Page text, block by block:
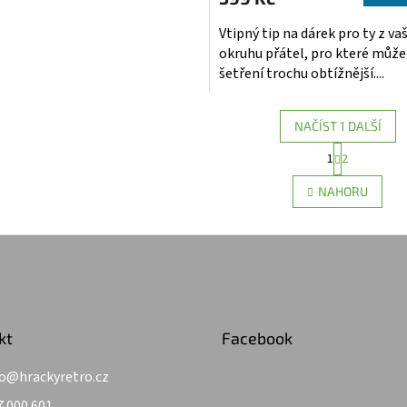
je
5,0
5
Vtipný tip na dárek pro ty z
okruhu přátel, pro které
šetření trochu obtížnější....
O
v
l
d
NAČÍST 1 DALŠÍ
S
t
r
á
n
1 2
NAHORU
@hrackyretro.cz
Facebook